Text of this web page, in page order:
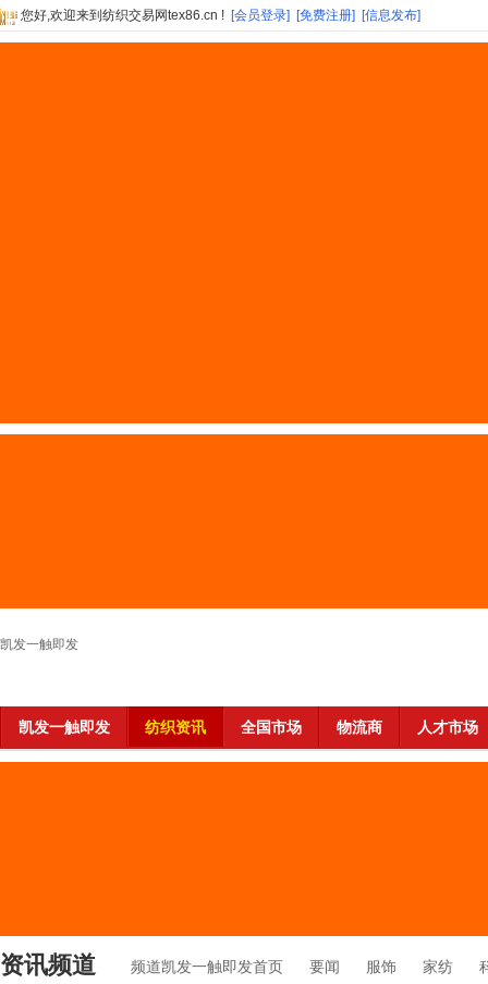
您好,欢迎来到纺织交易网tex86.cn ! [会员登录] [免费注册] [信息发布]
凯发一触即发
凯发一触即发 纺织资讯 全国市场 物流商 人才市场
资讯频道 频道凯发一触即发首页 要闻 服饰 家纺